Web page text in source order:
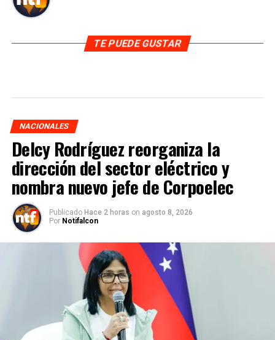
TE PUEDE GUSTAR
NACIONALES
Delcy Rodríguez reorganiza la
dirección del sector eléctrico y
nombra nuevo jefe de Corpoelec
Publicado Hace 2 horas on agosto 8, 2026
Por Notifalcon